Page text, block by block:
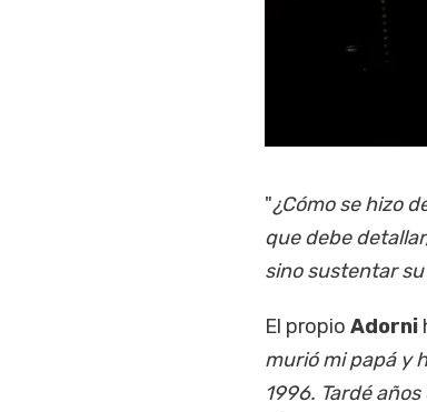
"¿Cómo se hizo
que debe
sino sustentar
El propio Adorni
murió mi papá y
1996. Tardé